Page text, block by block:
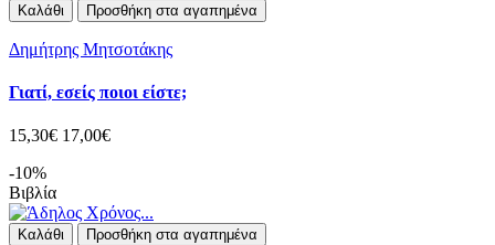
Καλάθι Προσθήκη στα αγαπημένα
Δημήτρης Μητσοτάκης
Γιατί, εσείς ποιοι είστε;
15,30€ 17,00€
-10%
Βιβλία
Καλάθι Προσθήκη στα αγαπημένα